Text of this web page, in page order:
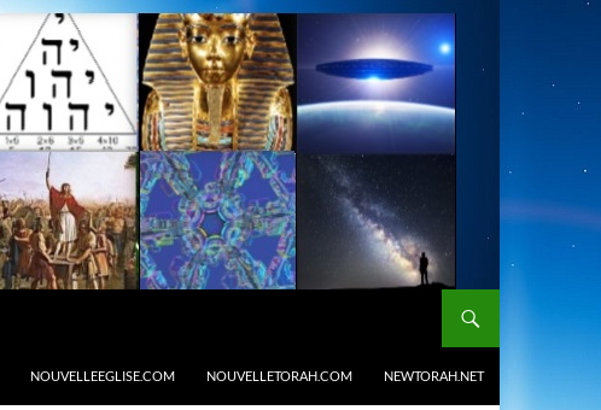
NOUVELLEEGLISE.COM NOUVELLETORAH.COM NEWTORAH.NET